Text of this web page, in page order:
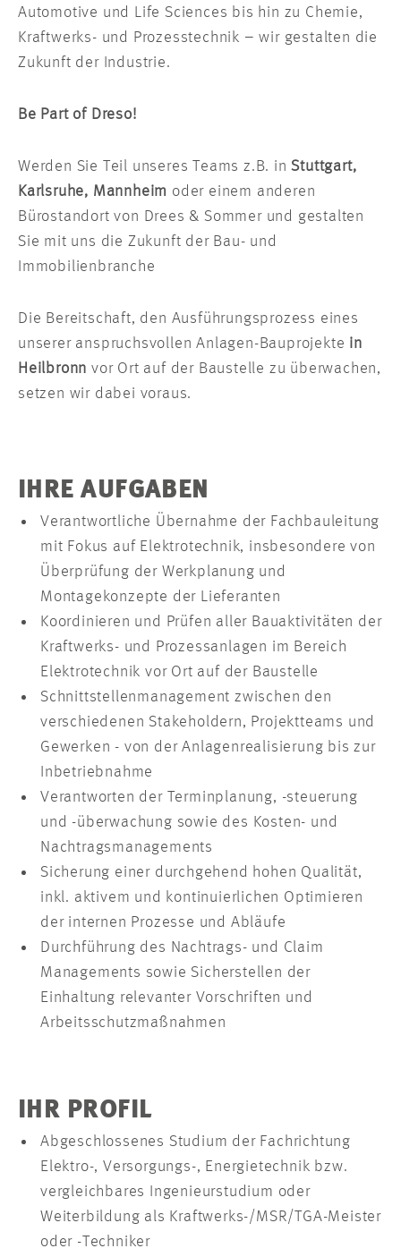
Automotive und Life Sciences bis hin zu Chemie,
Kraftwerks- und Prozesstechnik – wir gestalten die
Zukunft der Industrie.
Be Part of Dreso!
Werden Sie Teil unseres Teams z.B. inStuttgart,
Karlsruhe, Mannheim oder einem anderen
Bürostandort von Drees & Sommer und gestalten
Sie mit uns die Zukunft der Bau- und
Immobilienbranche
Die Bereitschaft, den Ausführungsprozess eines
unserer anspruchsvollen Anlagen-Bauprojekte in
Heilbronnvor Ort auf der Baustelle zu überwachen,
setzen wir dabei voraus.
IHRE AUFGABEN
Verantwortliche Übernahme der Fachbauleitung
mit Fokus auf Elektrotechnik, insbesondere von
Überprüfung der Werkplanung und
Montagekonzepte der Lieferanten
Koordinieren und Prüfen aller Bauaktivitäten der
Kraftwerks- und Prozessanlagen im Bereich
Elektrotechnik vor Ort auf der Baustelle
Schnittstellenmanagement zwischen den
verschiedenen Stakeholdern, Projektteams und
Gewerken - von der Anlagenrealisierung bis zur
Inbetriebnahme
Verantworten der Terminplanung, -steuerung
und -überwachung sowie des Kosten- und
Nachtragsmanagements
Sicherung einer durchgehend hohen Qualität,
inkl. aktivem und kontinuierlichen Optimieren
der internen Prozesse und Abläufe
Durchführung des Nachtrags- und Claim
Managements sowie Sicherstellen der
Einhaltung relevanter Vorschriften und
Arbeitsschutzmaßnahmen
IHR PROFIL
Abgeschlossenes Studium der Fachrichtung
Elektro-, Versorgungs-, Energietechnik bzw.
vergleichbares Ingenieurstudium oder
Weiterbildung als Kraftwerks-/MSR/TGA-Meister
oder -Techniker